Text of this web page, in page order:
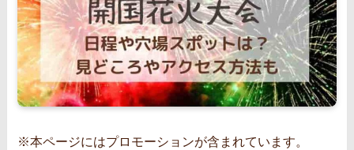
※本ページにはプロモーションが含まれています。